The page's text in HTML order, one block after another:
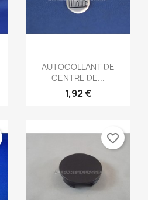
Aperçu rapide
AUTOCOLLANT DE
CENTRE DE...
1,92 €
favorite_border